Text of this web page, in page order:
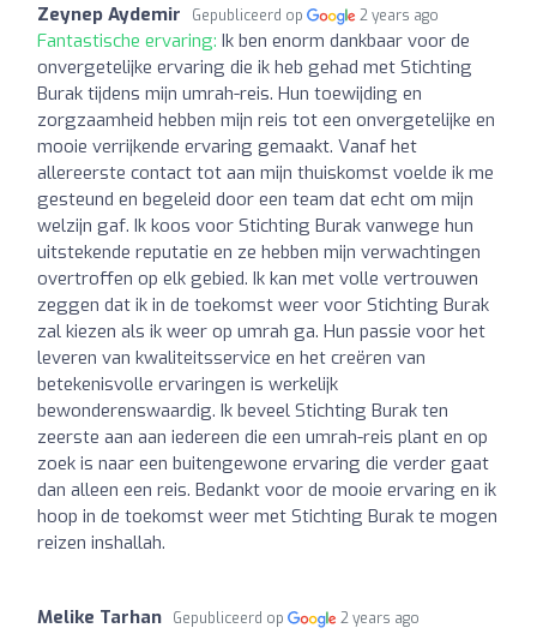
Zeynep Aydemir Gepubliceerd op 2 years ago
Fantastische ervaring: Ik ben enorm dankbaar voor de
onvergetelijke ervaring die ik heb gehad met Stichting
Burak tijdens mijn umrah-reis. Hun toewijding en
zorgzaamheid hebben mijn reis tot een onvergetelijke en
mooie verrijkende ervaring gemaakt. Vanaf het
allereerste contact tot aan mijn thuiskomst voelde ik me
gesteund en begeleid door een team dat echt om mijn
welzijn gaf. Ik koos voor Stichting Burak vanwege hun
uitstekende reputatie en ze hebben mijn verwachtingen
overtroffen op elk gebied. Ik kan met volle vertrouwen
zeggen dat ik in de toekomst weer voor Stichting Burak
zal kiezen als ik weer op umrah ga. Hun passie voor het
leveren van kwaliteitsservice en het creëren van
betekenisvolle ervaringen is werkelijk
bewonderenswaardig. Ik beveel Stichting Burak ten
zeerste aan aan iedereen die een umrah-reis plant en op
zoek is naar een buitengewone ervaring die verder gaat
dan alleen een reis. Bedankt voor de mooie ervaring en ik
hoop in de toekomst weer met Stichting Burak te mogen
reizen inshallah.
Melike Tarhan Gepubliceerd op 2 years ago